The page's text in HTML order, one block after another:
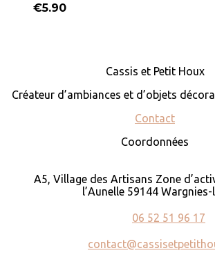
€5.90
Cassis et Petit Houx
Créateur d’ambiances et d’objets
Contact
Coordonnées
A5, Village des Artisans Zone
l’Aunelle 59144 Wargnies-
06 52 51 96 17